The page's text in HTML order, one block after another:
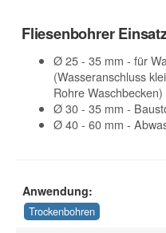
Fliesenbohrer
Ø 25 - 35 mm - für
(Wasseranschluss
Rohre Waschbecken)
Ø 30 - 35 mm -
Ø 40 - 60 mm -
Anwendung:
Trockenbohren